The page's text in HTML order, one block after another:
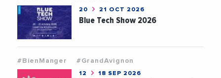
20 21 OCT 2026
Blue Tech Show 2026
#BienManger #GrandAvignon
12 18 SEP 2026